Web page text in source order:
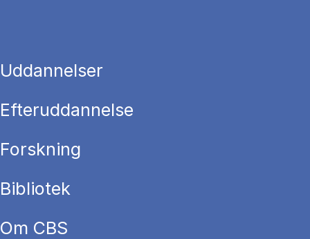
Uddannelser
Efteruddannelse
Forskning
Bibliotek
Om CBS